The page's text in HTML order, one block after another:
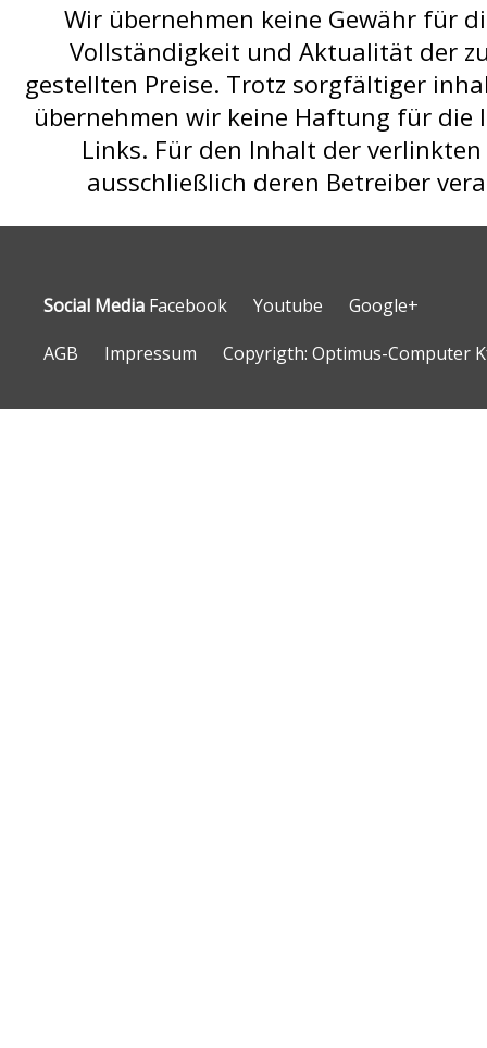
Wir übernehmen keine Gewähr für
Vollständigkeit und Aktualität der
gestellten Preise. Trotz sorgfältiger
übernehmen wir keine Haftung für die
Links. Für den Inhalt der
ausschließlich deren Betreiber
Social Media Facebook Youtube
Google+
AGB
Impressum Copyrigth: Optimus-Computer